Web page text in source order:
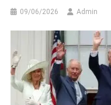
09/06/2026 Admin